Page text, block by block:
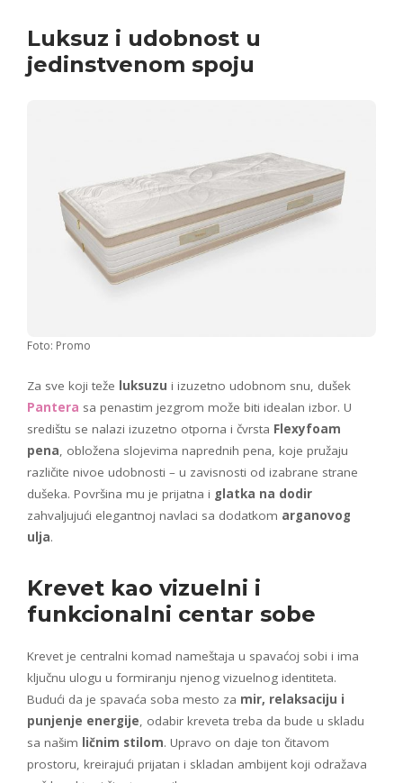
Luksuz i udobnost u
jedinstvenom spoju
Foto: Promo
Za sve koji teže luksuzu i izuzetno udobnom snu, dušek
Pantera sa penastim jezgrom može biti idealan izbor. U
središtu se nalazi izuzetno otporna i čvrsta Flexyfoam
pena, obložena slojevima naprednih pena, koje pružaju
različite nivoe udobnosti – u zavisnosti od izabrane strane
dušeka. Površina mu je prijatna i glatka na dodir
zahvaljujući elegantnoj navlaci sa dodatkom arganovog
ulja.
Krevet kao vizuelni i
funkcionalni centar sobe
Krevet je centralni komad nameštaja u spavaćoj sobi i ima
ključnu ulogu u formiranju njenog vizuelnog identiteta.
Budući da je spavaća soba mesto za mir, relaksaciju i
punjenje energije, odabir kreveta treba da bude u skladu
sa našim ličnim stilom. Upravo on daje ton čitavom
prostoru, kreirajući prijatan i skladan ambijent koji odražava